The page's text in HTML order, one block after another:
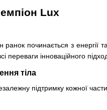
Lux
починається з
переваги інноваційного
тіла
підтримку кожної